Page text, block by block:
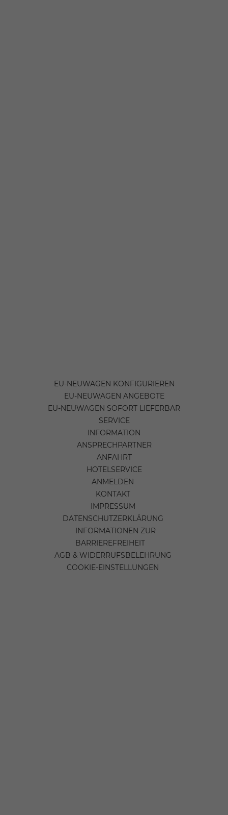
EU-NEUWAGEN KONFIGURIEREN
EU-NEUWAGEN ANGEBOTE
EU-NEUWAGEN SOFORT LIEFERBAR
SERVICE
INFORMATION
ANSPRECHPARTNER
ANFAHRT
HOTELSERVICE
ANMELDEN
KONTAKT
IMPRESSUM
DATENSCHUTZERKLÄRUNG
INFORMATIONEN ZUR
BARRIEREFREIHEIT
AGB & WIDERRUFSBELEHRUNG
COOKIE-EINSTELLUNGEN